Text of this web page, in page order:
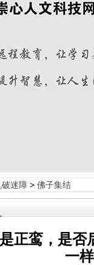
迷障> 佛子集结
正鸾，是否
一